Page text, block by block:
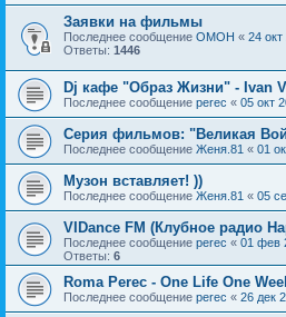
Заявки на фильмы
Последнее сообщение OMOH « 24
Ответы: 1446
Dj кафе "Образ Жизни" - Ivan
Последнее сообщение perec « 05 окт
Серия фильмов: "Великая
Последнее сообщение Женя.81 « 01
Музон вставляет! ))
Последнее сообщение Женя.81 « 05
VIDance FM (Клубное радио
Последнее сообщение perec « 01 фев
Ответы: 6
Roma Perec - One Life One
Последнее сообщение perec « 26 дек